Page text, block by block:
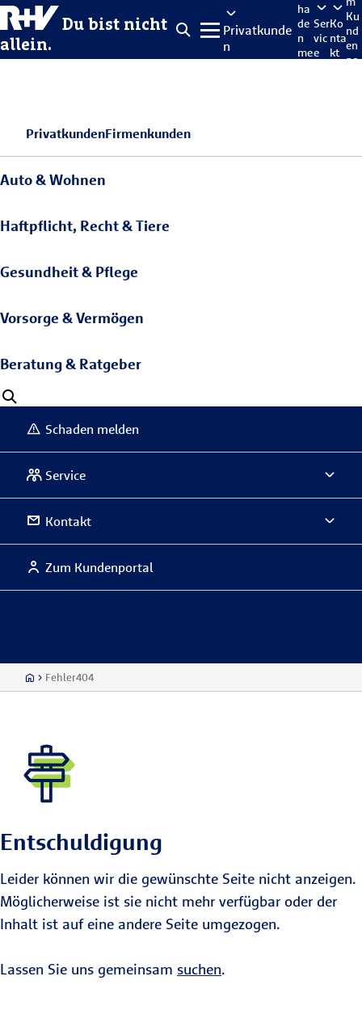
Du bist nicht
allein.
Privatkunde
n
ha
de
n
me
Ser
vic
e
Ko
nta
kt
Ku
nd
en
po
PrivatkundenFirmenkunden
Auto & Wohnen
Haftpflicht, Recht & Tiere
Gesundheit & Pflege
Vorsorge & Vermögen
Beratung & Ratgeber
Schaden melden
Service
Kontakt
Zum Kundenportal
Fehler404
Entschuldigung
Leider können wir die gewünschte Seite nicht anzeigen.
Möglicherweise ist sie nicht mehr verfügbar oder der
Inhalt ist auf eine andere Seite umgezogen.
Lassen Sie uns gemeinsam suchen.